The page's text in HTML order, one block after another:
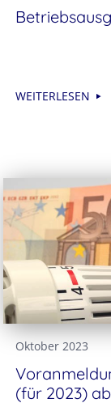
WEITERLESEN
Oktober 2023
(für 2023)